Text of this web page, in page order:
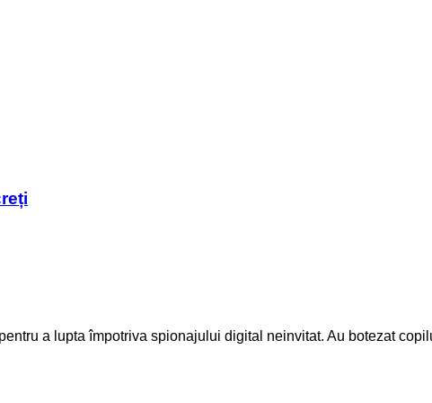
a lupta împotriva spionajului digital neinvitat. Au botezat